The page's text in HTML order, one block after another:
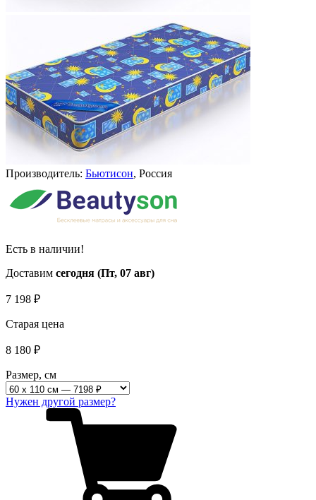
Производитель: Бьютисон, Россия
Есть в наличии!
Доставим сегодня (Пт, 07 авг)
7 198 ₽
Старая цена
8 180 ₽
Размер, см
Нужен другой размер?